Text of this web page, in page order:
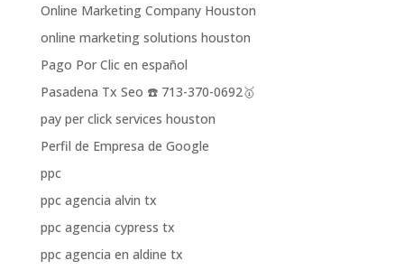
Online Marketing Company Houston
online marketing solutions houston
Pago Por Clic en español
Pasadena Tx Seo ☎️ 713-370-0692🥇
pay per click services houston
Perfil de Empresa de Google
ppc
ppc agencia alvin tx
ppc agencia cypress tx
ppc agencia en aldine tx